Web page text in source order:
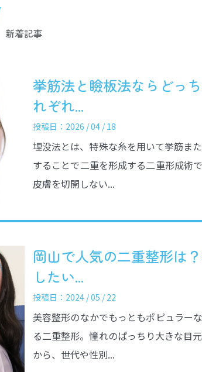
新着記事
挙筋法と瞼板法ならどっ
れぞれ...
投稿日：2026 / 04 / 18
埋没法とは、特殊な糸を用いて挙筋ま
することで二重を形成する二重形成術
皮膚を切開しない...
岡山で人気の二重整形は
したい...
投稿日：2024 / 05 / 22
美容整形のなかでもっともポピュラー
る二重整形。憧れのぱっちり大きな目
から、世代や性別...